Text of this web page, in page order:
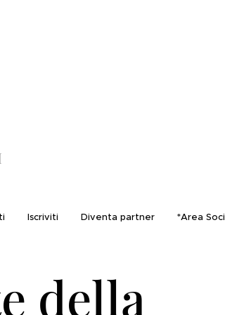
Iscriviti Diventa partner *Area Soci
della